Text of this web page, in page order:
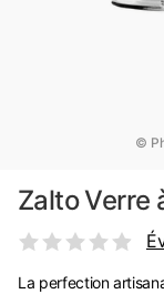
©
Zalto Verre
La perfection